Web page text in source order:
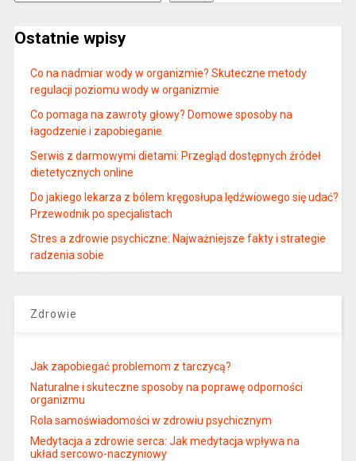
Ostatnie wpisy
Co na nadmiar wody w organizmie? Skuteczne metody
regulacji poziomu wody w organizmie
Co pomaga na zawroty głowy? Domowe sposoby na
łagodzenie i zapobieganie
Serwis z darmowymi dietami: Przegląd dostępnych źródeł
dietetycznych online
Do jakiego lekarza z bólem kręgosłupa lędźwiowego się udać?
Przewodnik po specjalistach
Stres a zdrowie psychiczne: Najważniejsze fakty i strategie
radzenia sobie
Zdrowie
Jak zapobiegać problemom z tarczycą?
Naturalne i skuteczne sposoby na poprawę odporności
organizmu
Rola samoświadomości w zdrowiu psychicznym
Medytacja a zdrowie serca: Jak medytacja wpływa na
układ sercowo-naczyniowy